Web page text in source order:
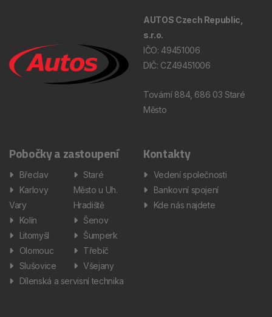
AUTOS Czech Republic,
s.r.o.
IČO: 49451006
DIČ: CZ49451006
Tovární 884, 686 03 Staré
Město
Pobočky a zastoupení
Břeclav
Karlovy
Vary
Kolín
Litomyšl
Olomouc
Slušovice
Staré
Město u Uh.
Hradiště
Šenov
Šumperk
Třebíč
Všejany
Dílenská a servisní technika
Kontakty
Vedení společnosti
Bankovní spojení
Kde nás najdete